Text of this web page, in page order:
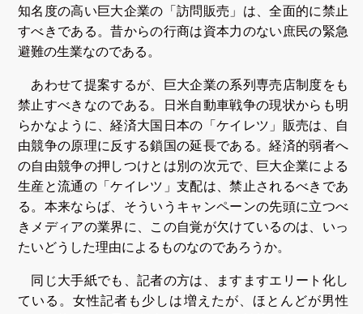
知名度の高い巨大企業の「訪問販売」は、全面的に禁止
すべきである。昔からの行商は資本力のない庶民の緊急
避難の生業なのである。
あわせて提案するが、巨大企業の系列専売店制度をも
禁止すべきなのである。日米自動車戦争の現状からも明
らかなように、経済大国日本の「ケイレツ」販売は、自
由競争の原理に反する鎖国の延長である。経済的弱者へ
の自由競争の押しつけとは別の次元で、巨大企業による
生産と流通の「ケイレツ」支配は、禁止されるべきであ
る。本来ならば、そういうキャンペーンの先頭に立つべ
きメディアの業界に、この自覚が欠けているのは、いっ
たいどうした理由によるものなのであろうか。
同じ大手紙でも、記者の方は、ますますエリート化し
ている。女性記者も少しは増えたが、ほとんどが男性